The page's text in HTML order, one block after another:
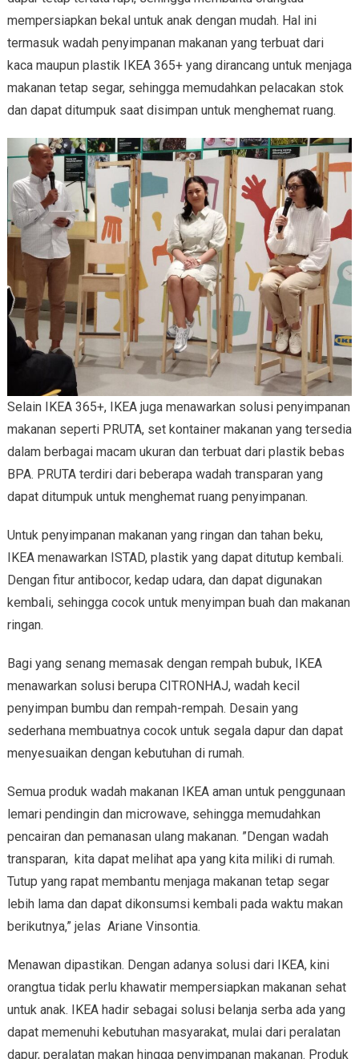
mempersiapkan bekal untuk anak dengan mudah. Hal ini
termasuk wadah penyimpanan makanan yang terbuat dari
kaca maupun plastik IKEA 365+ yang dirancang untuk menjaga
makanan tetap segar, sehingga memudahkan pelacakan stok
dan dapat ditumpuk saat disimpan untuk menghemat ruang.
Selain IKEA 365+, IKEA juga menawarkan solusi penyimpanan
makanan seperti PRUTA, set kontainer makanan yang tersedia
dalam berbagai macam ukuran dan terbuat dari plastik bebas
BPA. PRUTA terdiri dari beberapa wadah transparan yang
dapat ditumpuk untuk menghemat ruang penyimpanan.
Untuk penyimpanan makanan yang ringan dan tahan beku,
IKEA menawarkan ISTAD, plastik yang dapat ditutup kembali.
Dengan fitur antibocor, kedap udara, dan dapat digunakan
kembali, sehingga cocok untuk menyimpan buah dan makanan
ringan.
Bagi yang senang memasak dengan rempah bubuk, IKEA
menawarkan solusi berupa CITRONHAJ, wadah kecil
penyimpan bumbu dan rempah-rempah. Desain yang
sederhana membuatnya cocok untuk segala dapur dan dapat
menyesuaikan dengan kebutuhan di rumah.
Semua produk wadah makanan IKEA aman untuk penggunaan
lemari pendingin dan microwave, sehingga memudahkan
pencairan dan pemanasan ulang makanan. ”Dengan wadah
transparan, kita dapat melihat apa yang kita miliki di rumah.
Tutup yang rapat membantu menjaga makanan tetap segar
lebih lama dan dapat dikonsumsi kembali pada waktu makan
berikutnya,” jelas Ariane Vinsontia.
Menawan dipastikan. Dengan adanya solusi dari IKEA, kini
orangtua tidak perlu khawatir mempersiapkan makanan sehat
untuk anak. IKEA hadir sebagai solusi belanja serba ada yang
dapat memenuhi kebutuhan masyarakat, mulai dari peralatan
dapur, peralatan makan hingga penyimpanan makanan. Produk